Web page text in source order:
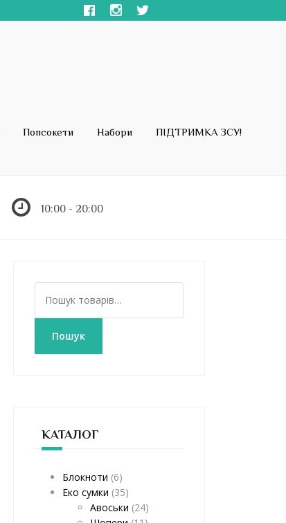
Попсокети Набори ПІДТРИМКА ЗСУ!
10:00 - 20:00
к
Пошук
КАТАЛОГ
Блокноти (6)
Еко сумки (35)
Авоськи (24)